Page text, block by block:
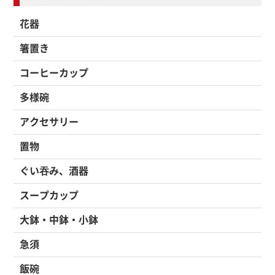
花器
箸置き
コーヒーカップ
多様碗
アクセサリー
置物
ぐい吞み、酒器
スープカップ
大鉢・中鉢・小鉢
急須
飯碗